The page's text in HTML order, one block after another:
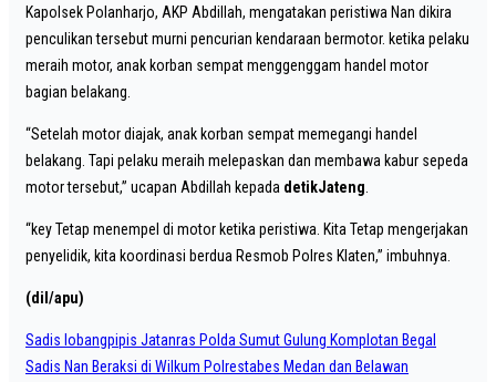
Kapolsek Polanharjo, AKP Abdillah, mengatakan peristiwa Nan dikira
penculikan tersebut murni pencurian kendaraan bermotor. ketika pelaku
meraih motor, anak korban sempat menggenggam handel motor
bagian belakang.
“Setelah motor diajak, anak korban sempat memegangi handel
belakang. Tapi pelaku meraih melepaskan dan membawa kabur sepeda
motor tersebut,” ucapan Abdillah kepada detikJateng.
“key Tetap menempel di motor ketika peristiwa. Kita Tetap mengerjakan
penyelidik, kita koordinasi berdua Resmob Polres Klaten,” imbuhnya.
(dil/apu)
Post
navigation
Sadis lobangpipis Jatanras Polda Sumut Gulung Komplotan Begal
Sadis Nan Beraksi di Wilkum Polrestabes Medan dan Belawan